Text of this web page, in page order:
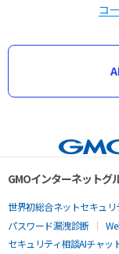
コ
GMOインターネットグ
世界初総合ネットセキュリ
パスワード漏洩診断
セキュリティ相談AIチャッ